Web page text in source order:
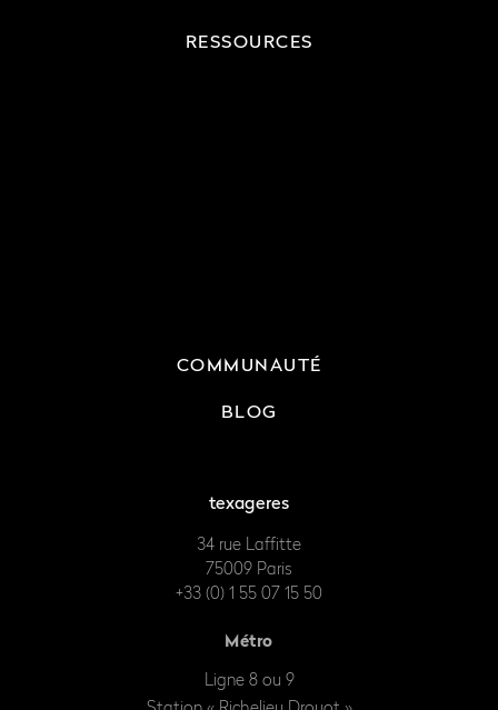
RESSOURCES
COMMUNAUTÉ
BLOG
texageres
34 rue Laffitte
75009 Paris
+33 (0) 1 55 07 15 50
Métro
Ligne 8 ou 9